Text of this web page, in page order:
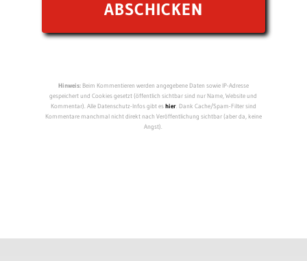
Hinweis:Beim Kommentieren werden angegebene Daten sowie IP-Adresse
gespeichert und Cookies gesetzt (öffentlich sichtbar sind nur Name, Website und
Kommentar). Alle Datenschutz-Infos gibt eshier. Dank Cache/Spam-Filter sind
Kommentare manchmal nicht direkt nach Veröffentlichung sichtbar (aber da, keine
Angst).